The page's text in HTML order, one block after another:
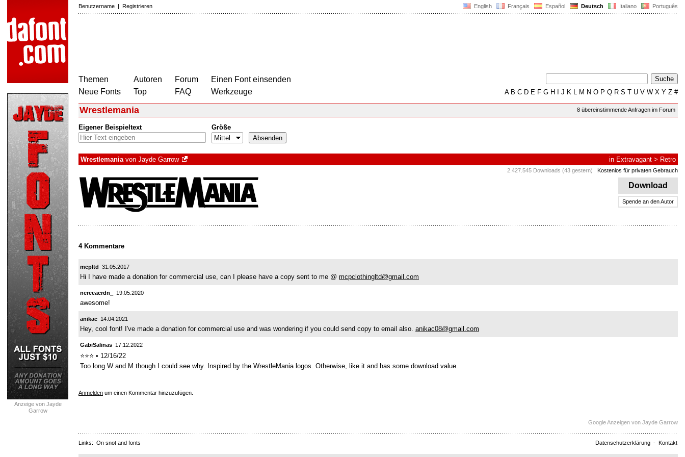
English Français Español Deutsch Italiano Português
Benutzername | Registrieren
Themen
Neue Fonts
Autoren
Top
Forum
FAQ
Einen Font einsenden
Werkzeuge
AB C D E F G H J K L M N O P Q R S T U V W X Y Z #
Anzeige von Jayde
Garrow
8 übereinstimmende Anfragen im Forum
Wrestlemania
Eigener Beispieltext Größe
Wrestlemaniavon Jayde Garrow in Extravagant > Retro
2.427.545 Downloads (43 gestern) Kostenlos für privaten Gebrauch
Download
Spende an den Autor
4 Kommentare
mcpltd 31.05.2017
Hi I have made a donation for commercial use, can I please have a copy sent to me @ mcpclothingltd@gmail.com
nereeacrdn_ 19.05.2020
awesome!
anikac 14.04.2021
Hey, cool font! I've made a donation for commercial use and was wondering if you could send copy to email also. anikac08@gmail.com
GabiSalinas 17.12.2022
⭐⭐⭐ • 12/16/22
Too long W and M though I could see why. Inspired by the WrestleMania logos. Otherwise, like it and has some download value.
Anmelden um einen Kommentar hinzuzufügen.
Google Anzeigen von Jayde Garrow
Datenschutzerklärung - Kontakt
Links: On snot and fonts